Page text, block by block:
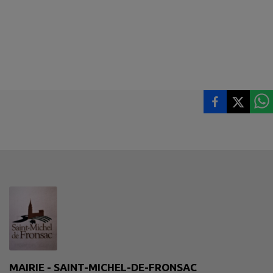
MAIRIE - SAINT-MICHEL-DE-FRONSAC